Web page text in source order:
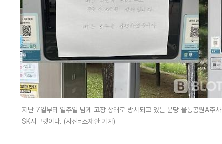
지난 7일부터 일주일 넘게 고장 상태로 방치되고 있는 분당 율동공원A주
SK시그넷이다. (사진=조재환 기자)